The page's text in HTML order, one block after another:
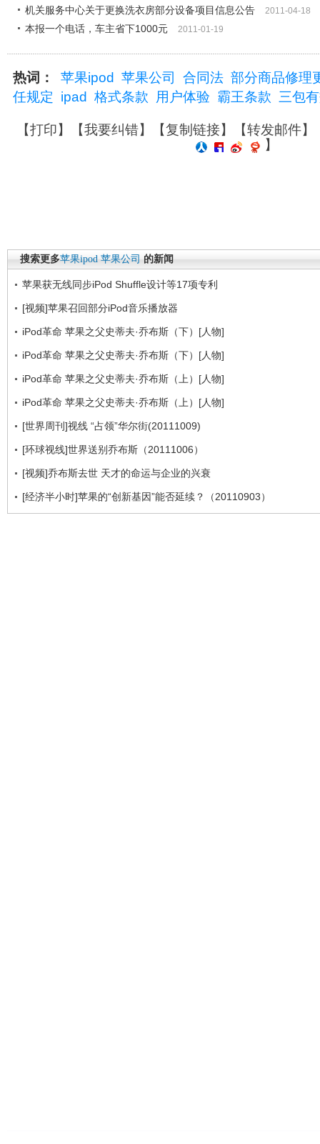
机关服务中心关于更换洗衣房部分设备项目信息公告 2011-04-18
本报一个电话，车主省下1000元 2011-01-19
热词： 苹果ipod 苹果公司 合同法 部分商品修理
任规定
ipad 格式条款 用户体验 霸王条款 三包
【打印】【我要纠错】【复制链接】【转发邮件】
】
搜索更多苹果ipod 苹果公司 的新闻
苹果获无线同步iPod Shuffle设计等17项专利
[视频]苹果召回部分iPod音乐播放器
iPod革命 苹果之父史蒂夫·乔布斯（下）[人物]
iPod革命 苹果之父史蒂夫·乔布斯（下）[人物]
iPod革命 苹果之父史蒂夫·乔布斯（上）[人物]
iPod革命 苹果之父史蒂夫·乔布斯（上）[人物]
[世界周刊]视线 “占领”华尔街(20111009)
[环球视线]世界送别乔布斯（20111006）
[视频]乔布斯去世 天才的命运与企业的兴衰
[经济半小时]苹果的“创新基因”能否延续？（20110903）